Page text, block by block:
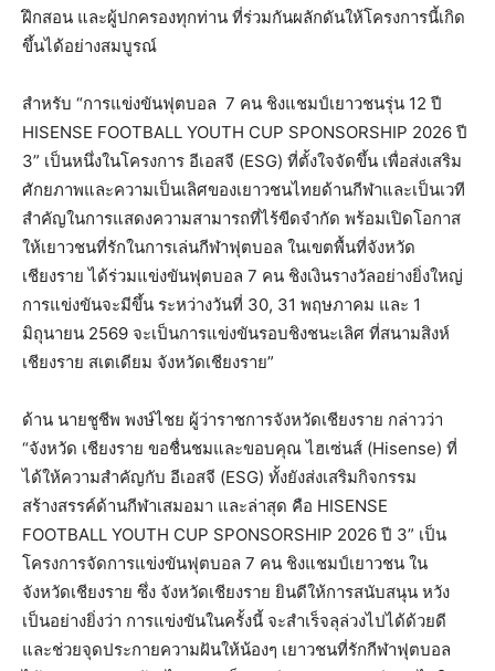
ฝึกสอน และผู้ปกครองทุกท่าน ที่ร่วมกันผลักดันให้โครงการนี้เกิด
ขึ้นได้อย่างสมบูรณ์
สำหรับ “การแข่งขันฟุตบอล 7 คน ชิงแชมป์เยาวชนรุ่น 12 ปี
HISENSE FOOTBALL YOUTH CUP SPONSORSHIP 2026 ปี
3” เป็นหนึ่งในโครงการ อีเอสจี (ESG) ที่ตั้งใจจัดขึ้น เพื่อส่งเสริม
ศักยภาพและความเป็นเลิศของเยาวชนไทยด้านกีฬาและเป็นเวที
สำคัญในการแสดงความสามารถที่ไร้ขีดจำกัด พร้อมเปิดโอกาส
ให้เยาวชนที่รักในการเล่นกีฬาฟุตบอล ในเขตพื้นที่จังหวัด
เชียงราย ได้ร่วมแข่งขันฟุตบอล 7 คน ชิงเงินรางวัลอย่างยิ่งใหญ่
การแข่งขันจะมีขึ้น ระหว่างวันที่ 30, 31 พฤษภาคม และ 1
มิถุนายน 2569 จะเป็นการแข่งขันรอบชิงชนะเลิศ ที่สนามสิงห์
เชียงราย สเตเดียม จังหวัดเชียงราย”
ด้าน นายชูชีพ พงษ์ไชย ผู้ว่าราชการจังหวัดเชียงราย กล่าวว่า
“จังหวัด เชียงราย ขอชื่นชมและขอบคุณ ไฮเซ่นส์ (Hisense) ที่
ได้ให้ความสำคัญกับ อีเอสจี (ESG) ทั้งยังส่งเสริมกิจกรรม
สร้างสรรค์ด้านกีฬาเสมอมา และล่าสุด คือ HISENSE
FOOTBALL YOUTH CUP SPONSORSHIP 2026 ปี 3” เป็น
โครงการจัดการแข่งขันฟุตบอล 7 คน ชิงแชมป์เยาวชน ใน
จังหวัดเชียงราย ซึ่ง จังหวัดเชียงราย ยินดีให้การสนับสนุน หวัง
เป็นอย่างยิ่งว่า การแข่งขันในครั้งนี้ จะสำเร็จลุล่วงไปได้ด้วยดี
และช่วยจุดประกายความฝันให้น้องๆ เยาวชนที่รักกีฬาฟุตบอล